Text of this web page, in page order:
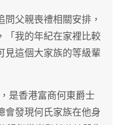
問父親喪禮相關安排，
「我的年紀在家裡比較
見這個大家族的等級輩
是香港富商何東爵士
會發現何氏家族在他身